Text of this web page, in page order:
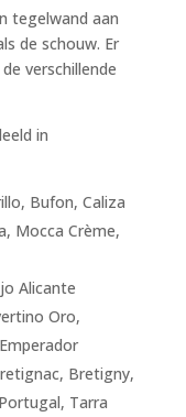
tegelwand aan
de schouw. Er
verschillende
in
Bufon, Caliza
Mocca Crème,
Alicante
Oro,
Bretigny,
Tarra